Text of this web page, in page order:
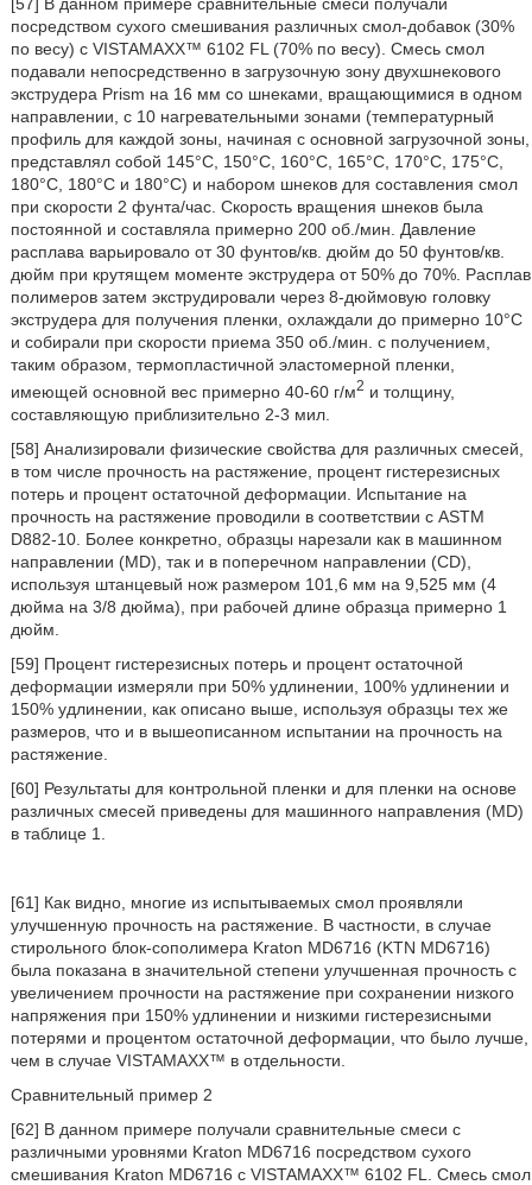
посредством сухого смешивания различных смол-добавок (30%
по весу) с VISTAMAXX™ 6102 FL (70% по весу). Смесь смол
подавали непосредственно в загрузочную зону двухшнекового
экструдера Prism на 16 мм со шнеками, вращающимися в одном
направлении, с 10 нагревательными зонами (температурный
профиль для каждой зоны, начиная с основной загрузочной зоны,
представлял собой 145°С, 150°С, 160°С, 165°С, 170°С, 175°С,
180°С, 180°С и 180°С) и набором шнеков для составления смол
при скорости 2 фунта/час. Скорость вращения шнеков была
постоянной и составляла примерно 200 об./мин. Давление
расплава варьировало от 30 фунтов/кв. дюйм до 50 фунтов/кв.
дюйм при крутящем моменте экструдера от 50% до 70%. Расплав
полимеров затем экструдировали через 8-дюймовую головку
экструдера для получения пленки, охлаждали до примерно 10°С
и собирали при скорости приема 350 об./мин. с получением,
таким образом, термопластичной эластомерной пленки,
имеющей основной вес примерно 40-60 г/м2 и толщину,
составляющую приблизительно 2-3 мил.
[58] Анализировали физические свойства для различных смесей,
в том числе прочность на растяжение, процент гистерезисных
потерь и процент остаточной деформации. Испытание на
прочность на растяжение проводили в соответствии с ASTM
D882-10. Более конкретно, образцы нарезали как в машинном
направлении (MD), так и в поперечном направлении (CD),
используя штанцевый нож размером 101,6 мм на 9,525 мм (4
дюйма на 3/8 дюйма), при рабочей длине образца примерно 1
дюйм.
[59] Процент гистерезисных потерь и процент остаточной
деформации измеряли при 50% удлинении, 100% удлинении и
150% удлинении, как описано выше, используя образцы тех же
размеров, что и в вышеописанном испытании на прочность на
растяжение.
[60] Результаты для контрольной пленки и для пленки на основе
различных смесей приведены для машинного направления (MD)
в таблице 1.
[61] Как видно, многие из испытываемых смол проявляли
улучшенную прочность на растяжение. В частности, в случае
стирольного блок-сополимера Kraton MD6716 (KTN MD6716)
была показана в значительной степени улучшенная прочность с
увеличением прочности на растяжение при сохранении низкого
напряжения при 150% удлинении и низкими гистерезисными
потерями и процентом остаточной деформации, что было лучше,
чем в случае VISTAMAXX™ в отдельности.
Сравнительный пример 2
[62] В данном примере получали сравнительные смеси с
различными уровнями Kraton MD6716 посредством сухого
смешивания Kraton MD6716 с VISTAMAXX™ 6102 FL. Смесь смол